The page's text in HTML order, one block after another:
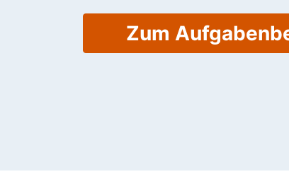
Zum